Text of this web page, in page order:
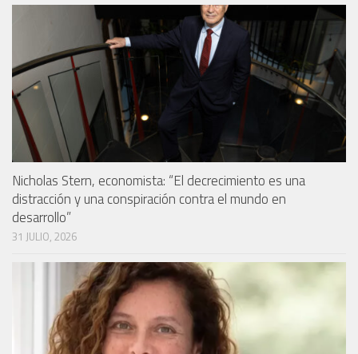
Nicholas Stern, economista: “El decrecimiento es una
distracción y una conspiración contra el mundo en
desarrollo”
31 JULIO, 2026